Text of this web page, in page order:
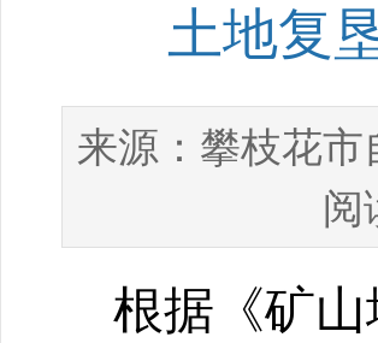
土地复
来源： 攀枝花市
阅
根据《矿